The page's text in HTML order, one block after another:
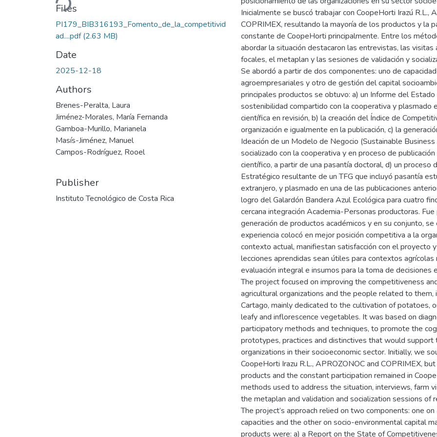
Files
PI179_BIB316193_Fomento_de_la_competitivid
ad....pdf(2.63 MB)
Date
2025-12-18
Authors
Brenes-Peralta, Laura
Jiménez-Morales, María Fernanda
Gamboa-Murillo, Marianela
Masís-Jiménez, Manuel
Campos-Rodríguez, Rooel
Publisher
Instituto Tecnológico de Costa Rica
Inicialmente se buscó trabajar con CoopeHorti Irazú R.L.,
COPRIMEX, resultando la mayoría de los productos y la
constante de CoopeHorti principalmente. Entre los
abordar la situación destacaron las entrevistas, las visitas
focales, el metaplan y las sesiones de validación y
Se abordó a partir de dos componentes: uno de
agroempresariales y otro de gestión del capital
principales productos se obtuvo: a) un Informe del
sostenibilidad compartido con la cooperativa y plasmado
científica en revisión, b) la creación del Índice de
organización e igualmente en la publicación, c) la
Ideación de un Modelo de Negocio (Sustainable
socializado con la cooperativa y en proceso de
científico, a partir de una pasantía doctoral, d) un proceso
Estratégico resultante de un TFG que incluyó pasantía
extranjero, y plasmado en una de las publicaciones
logro del Galardón Bandera Azul Ecológica para cuatro
cercana integración Academia-Personas productoras.
generación de productos académicos y en su conjunto,
experiencia colocó en mejor posición competitiva a la
contexto actual, manifiestan satisfacción con el proyecto
lecciones aprendidas sean útiles para contextos agrícolas
evaluación integral e insumos para la toma de decisiones
The project focused on improving the competitiveness
agricultural organizations and the people related to
Cartago, mainly dedicated to the cultivation of potatoes,
leafy and inflorescence vegetables. It was based on
participatory methods and techniques, to promote the
prototypes, practices and distinctives that would support
organizations in their socioeconomic sector. Initially, we
CoopeHorti Irazu R.L., APROZONOC and COPRIMEX,
products and the constant participation remained in
methods used to address the situation, interviews, farm
the metaplan and validation and socialization sessions of
The project’s approach relied on two components: one
capacities and the other on socio-environmental capital
products were: a) a Report on the State of